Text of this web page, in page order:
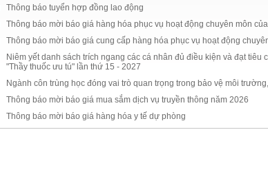
Thông báo tuyển hợp đồng lao động
Thông báo mời báo giá hàng hóa phục vụ hoạt động chuyên môn
Thông báo mời báo giá cung cấp hàng hóa phục vụ hoạt động
Niêm yết danh sách trích ngang các cá nhân đủ điều kiện và đạt
"Thầy thuốc ưu tú" lần thứ 15 - 2027
Ngành côn trùng học đóng vai trò quan trọng trong bảo vệ môi
Thông báo mời báo giá mua sắm dịch vụ truyền thông năm 2026
Thông báo mời báo giá hàng hóa y tế dự phòng